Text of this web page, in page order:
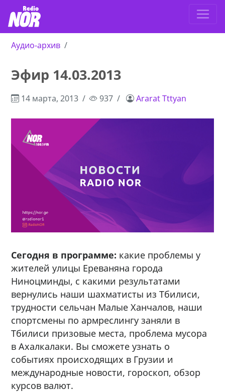
Аудио-архив
Эфир 14.03.2013
14 марта, 2013 937 Ararat Tttyan
Сегодня в программе: какие проблемы у
жителей улицы Ереваняна города
Ниноцминды, с какими результатами
вернулись наши шахматисты из Тбилиси,
трудности сельчан Малые Ханчалов, наши
спортсмены по армреслингу заняли в
Тбилиси призовые места, проблема мусора
в Ахалкалаки. Вы сможете узнать о
событиях происходящих в Грузии и
международные новости, гороскоп, обзор
курсов валют.